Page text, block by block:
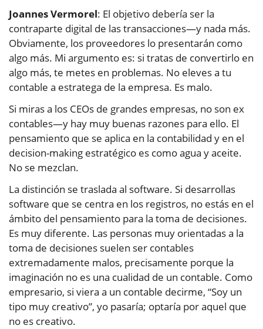
Joannes Vermorel: El objetivo debería ser la
contraparte digital de las transacciones—y nada más.
Obviamente, los proveedores lo presentarán como
algo más. Mi argumento es: si tratas de convertirlo en
algo más, te metes en problemas. No eleves a tu
contable a estratega de la empresa. Es malo.
Si miras a los CEOs de grandes empresas, no son ex
contables—y hay muy buenas razones para ello. El
pensamiento que se aplica en la contabilidad y en el
decision-making estratégico es como agua y aceite.
No se mezclan.
La distinción se traslada al software. Si desarrollas
software que se centra en los registros, no estás en el
ámbito del pensamiento para la toma de decisiones.
Es muy diferente. Las personas muy orientadas a la
toma de decisiones suelen ser contables
extremadamente malos, precisamente porque la
imaginación no es una cualidad de un contable. Como
empresario, si viera a un contable decirme, “Soy un
tipo muy creativo”, yo pasaría; optaría por aquel que
no es creativo.